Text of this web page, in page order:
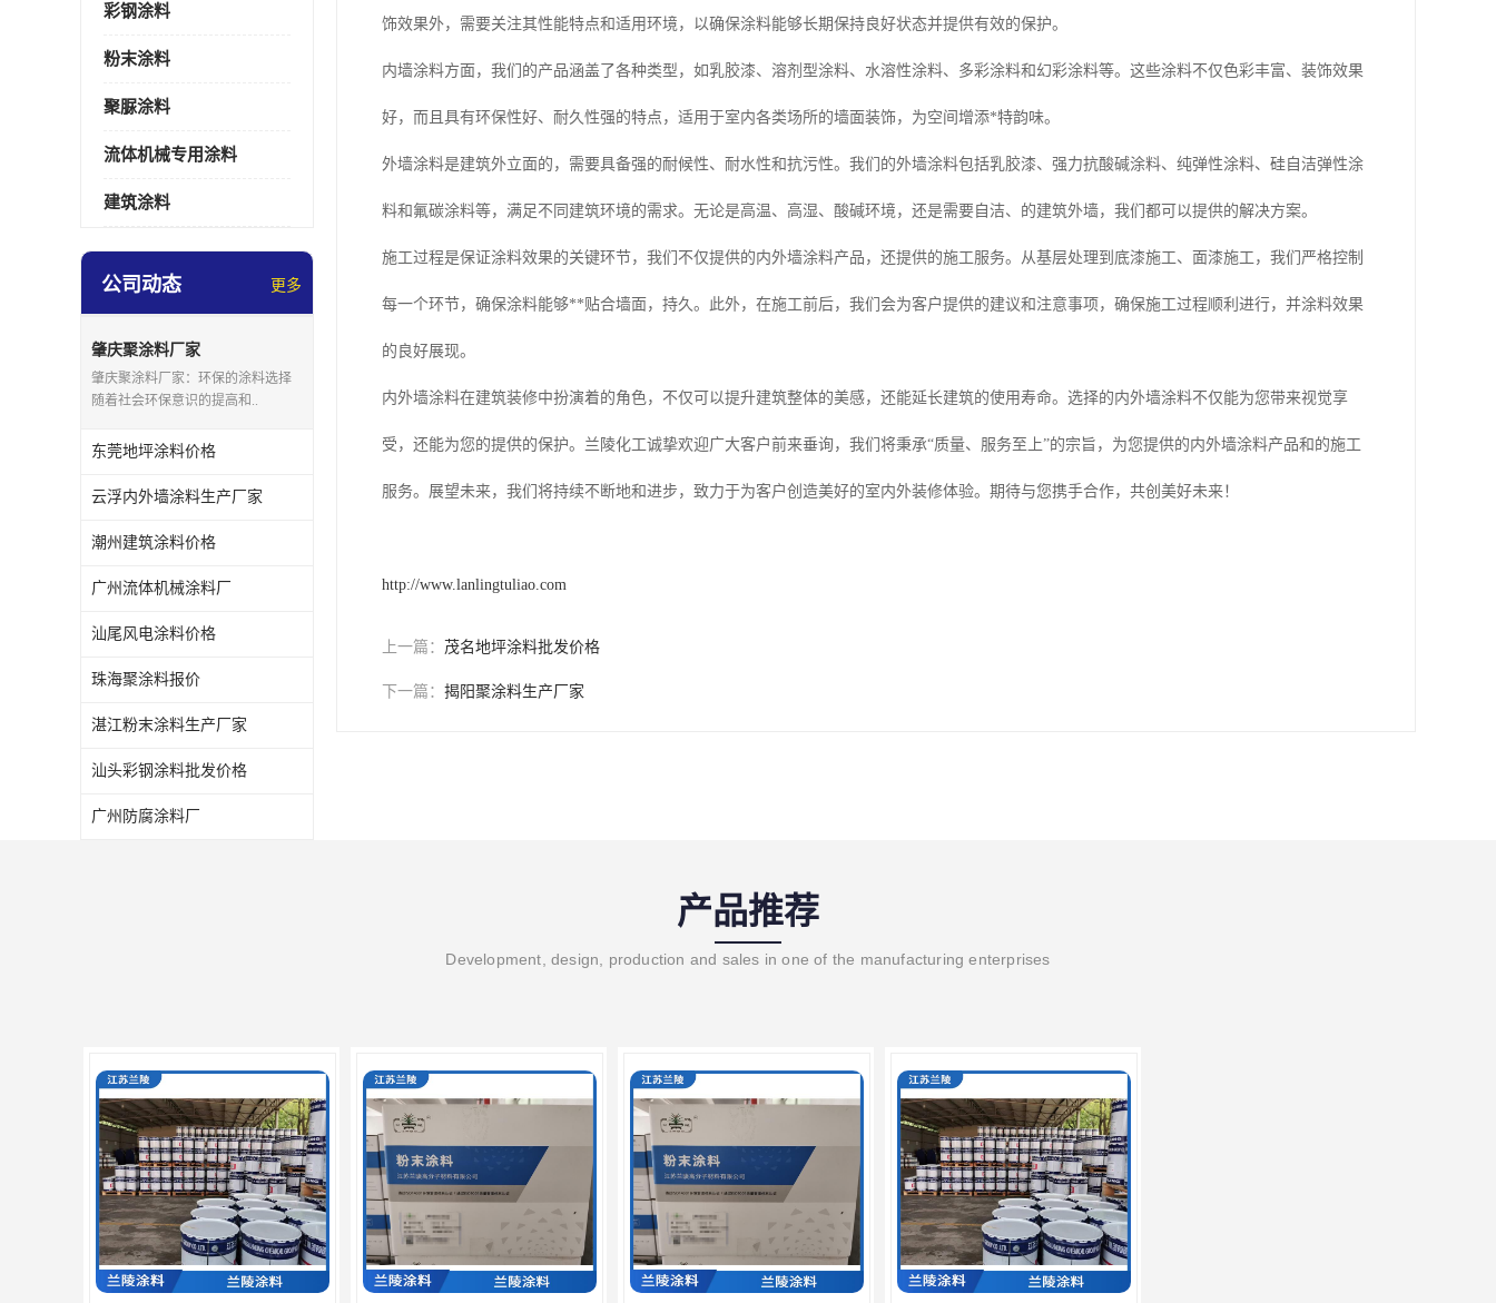
彩钢涂料
粉末涂料
聚脲涂料
流体机械专用涂料
建筑涂料
公司动态 更多
肇庆聚涂料厂家
肇庆聚涂料厂家：环保的涂料选择
随着社会环保意识的提高和..
东莞地坪涂料价格
云浮内外墙涂料生产厂家
潮州建筑涂料价格
广州流体机械涂料厂
汕尾风电涂料价格
珠海聚涂料报价
湛江粉末涂料生产厂家
汕头彩钢涂料批发价格
广州防腐涂料厂
饰效果外，需要关注其性能特点和适用环境，以确保涂料能够长期保持良好状态并提供有效的保护。
内墙涂料方面，我们的产品涵盖了各种类型，如乳胶漆、溶剂型涂料、水溶性涂料、多彩涂料和幻彩涂料等。这些涂料不仅色彩丰富、装饰效果
好，而且具有环保性好、耐久性强的特点，适用于室内各类场所的墙面装饰，为空间增添*特韵味。
外墙涂料是建筑外立面的，需要具备强的耐候性、耐水性和抗污性。我们的外墙涂料包括乳胶漆、强力抗酸碱涂料、纯弹性涂料、硅自洁弹性涂
料和氟碳涂料等，满足不同建筑环境的需求。无论是高温、高湿、酸碱环境，还是需要自洁、的建筑外墙，我们都可以提供的解决方案。
施工过程是保证涂料效果的关键环节，我们不仅提供的内外墙涂料产品，还提供的施工服务。从基层处理到底漆施工、面漆施工，我们严格控制
每一个环节，确保涂料能够**贴合墙面，持久。此外，在施工前后，我们会为客户提供的建议和注意事项，确保施工过程顺利进行，并涂料效果
的良好展现。
内外墙涂料在建筑装修中扮演着的角色，不仅可以提升建筑整体的美感，还能延长建筑的使用寿命。选择的内外墙涂料不仅能为您带来视觉享
受，还能为您的提供的保护。兰陵化工诚挚欢迎广大客户前来垂询，我们将秉承“质量、服务至上”的宗旨，为您提供的内外墙涂料产品和的施工
服务。展望未来，我们将持续不断地和进步，致力于为客户创造美好的室内外装修体验。期待与您携手合作，共创美好未来！
http://www.lanlingtuliao.com
上一篇： 茂名地坪涂料批发价格
下一篇： 揭阳聚涂料生产厂家
产品推荐
Development, design, production and sales in one of the manufacturing enterprises